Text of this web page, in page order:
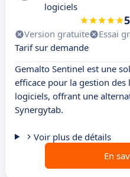
logiciels
Version gratuite Essai
Tarif sur demande
Gemalto Sentinel est une
efficace pour la gestion
logiciels, offrant une
Synergytab.
Voir plus de détails
En